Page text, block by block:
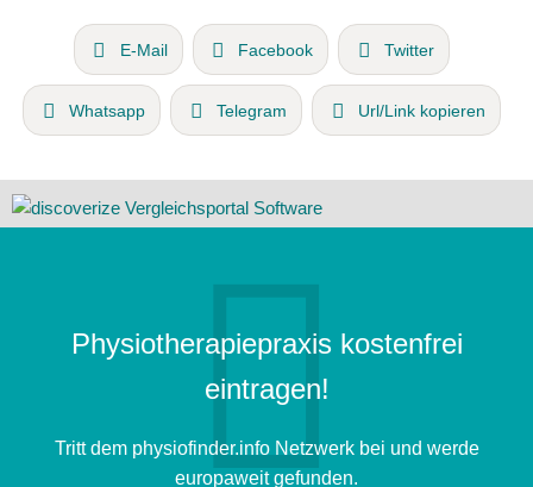
E-Mail Facebook Twitter
Whatsapp Telegram Url/Link kopieren
Physiotherapiepraxis kostenfrei
eintragen!
Tritt dem physiofinder.info Netzwerk bei und werde
europaweit gefunden.